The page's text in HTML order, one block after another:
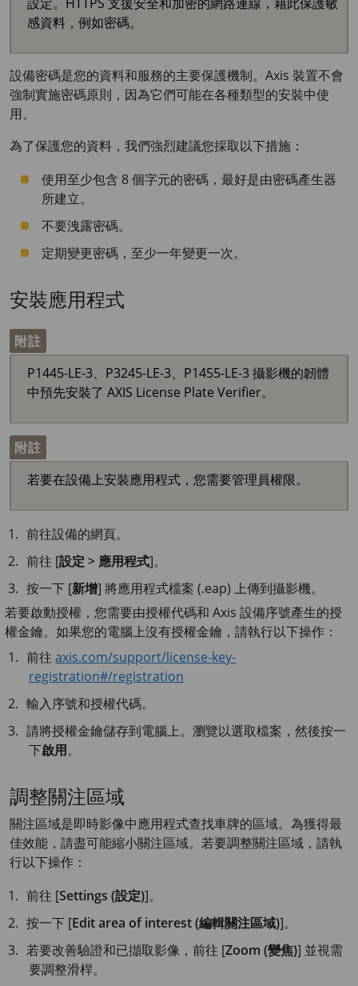
感資料，例如密碼。
設備密碼是您的資料和服務的主要保護機制。Axis 裝置不會
強制實施密碼原則，因為它們可能在各種類型的安裝中使
用。
為了保護您的資料，我們強烈建議您採取以下措施：
使用至少包含 8 個字元的密碼，最好是由密碼產生器
所建立。
不要洩露密碼。
定期變更密碼，至少一年變更一次。
安裝應用程式
附註
P1445-LE-3、P3245-LE-3、P1455-LE-3 攝影機的韌體
中預先安裝了 AXIS License Plate Verifier。
附註
若要在設備上安裝應用程式，您需要管理員權限。
前往設備的網頁。
前往 [設定 > 應用程式]。
按一下 [新增] 將應用程式檔案 (.eap) 上傳到攝影機。
若要啟動​授權，您需要由授權代碼和 Axis 設備序號產生的授
權金鑰。如果您的電腦上沒有授權金鑰，請執行以下操作：
前往axis.com/support/license-key-
registration#/registration
輸入序號和授權代碼。
請將授權金鑰儲存到電腦上。瀏覽以選取檔案，然後按一
下啟用。
調整關注區域
關注區域是即時影像中應用程式查找車牌的區域。為獲得最
佳效能，請盡可能縮小關注區域。若要調整關注區域，請執
行以下操作：
前往 [Settings (設定)]。
按一下 [Edit area of interest (編輯關注區域)]。
若要改善驗證和已擷取影像，前往 [Zoom (變焦)] 並視需
要調整滑桿。